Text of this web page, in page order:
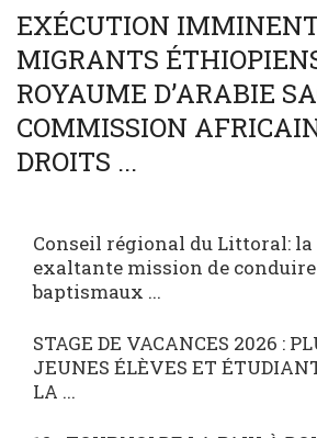
SOCIÉTÉ
EXÉCUTION
MIGRANTS
ROYAUME D’ARABIE
COMMISSION
DROITS ...
Conseil régional du Littoral:
exaltante mission de
baptismaux ...
STAGE DE VACANCES 2026 :
JEUNES ÉLÈVES ET
LA ...